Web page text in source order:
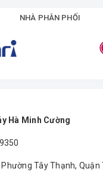
NHÀ PHÂN PHỐI
Hà Minh Cường
Tây Thạnh, Quận